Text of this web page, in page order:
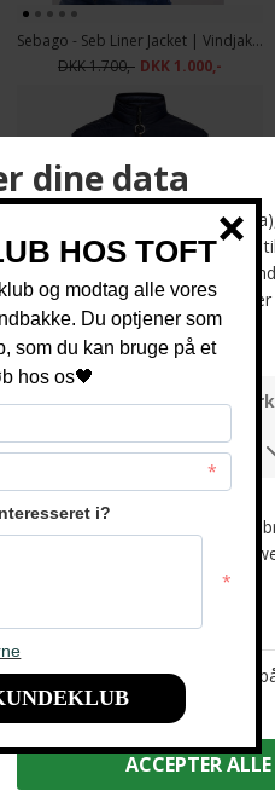
Sebago - Seb Liner Jacket | Vindjakke Navy
DKK 1.700,- DKK 1.000,-
-68% Kun web
DKK 2.500,-
Kun web